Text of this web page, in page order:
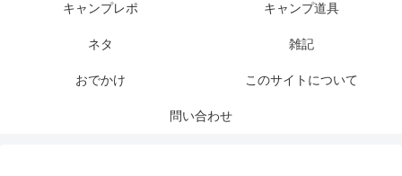
キャンプレポ キャンプ道具
ネタ 雑記
おでかけ このサイトについて
問い合わせ